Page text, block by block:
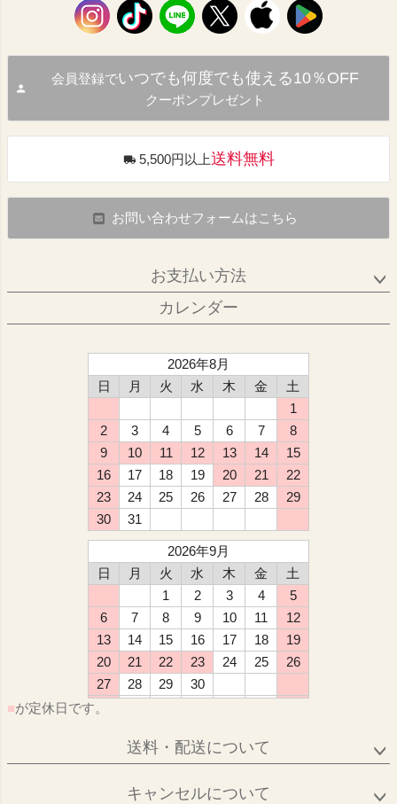
会員登録でいつでも何度でも使える10％OFF
クーポンプレゼント
5,500円以上送料無料
お問い合わせフォームはこちら
お支払い方法
カレンダー
2026年8月
日
月 火 水 木 金
土
1
2
3 4 5 6 7
8
9
10 11 12 13 14
15
16
17 18 19 20 21
22
23
24 25 26 27 28
29
30
31
2026年9月
日
月 火 水 木 金
土
1
2 3 4
5
6
7 8 9 10 11
12
13
14 15 16 17 18
19
20
21 22 23 24 25
26
27
28 29
30
■が定休日です。
送料・配送について
キャンセルについて